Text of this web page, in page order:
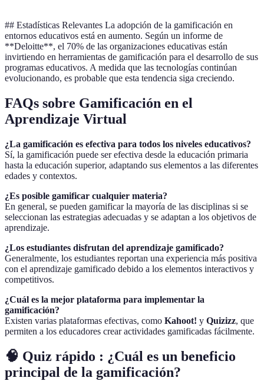
## Estadísticas Relevantes La adopción de la gamificación en
entornos educativos está en aumento. Según un informe de
**Deloitte**, el 70% de las organizaciones educativas están
invirtiendo en herramientas de gamificación para el desarrollo de sus
programas educativos. A medida que las tecnologías continúan
evolucionando, es probable que esta tendencia siga creciendo.
FAQs sobre Gamificación en el
Aprendizaje Virtual
¿La gamificación es efectiva para todos los niveles educativos?
Sí, la gamificación puede ser efectiva desde la educación primaria
hasta la educación superior, adaptando sus elementos a las diferentes
edades y contextos.
¿Es posible gamificar cualquier materia?
En general, se pueden gamificar la mayoría de las disciplinas si se
seleccionan las estrategias adecuadas y se adaptan a los objetivos de
aprendizaje.
¿Los estudiantes disfrutan del aprendizaje gamificado?
Generalmente, los estudiantes reportan una experiencia más positiva
con el aprendizaje gamificado debido a los elementos interactivos y
competitivos.
¿Cuál es la mejor plataforma para implementar la
gamificación?
Existen varias plataformas efectivas, como Kahoot! y Quizizz, que
permiten a los educadores crear actividades gamificadas fácilmente.
🧠 Quiz rápido : ¿Cuál es un beneficio
principal de la gamificación?